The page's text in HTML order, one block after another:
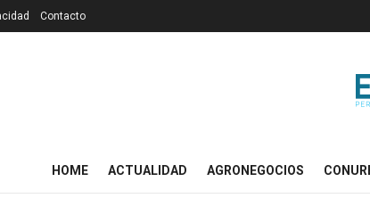
Contacto
HOME ACTUALIDAD AGRONEGOCIOS